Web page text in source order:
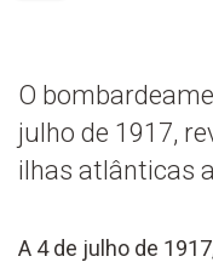
O
julho de 1917,
ilhas atlânticas
A 4 de julho de